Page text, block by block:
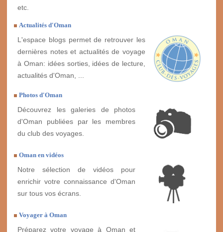
etc.
Actualités d'Oman
L'espace blogs permet de retrouver les
dernières notes et actualités de voyage
à Oman: idées sorties, idées de lecture,
actualités d'Oman, ...
Photos d'Oman
Découvrez les galeries de photos
d'Oman publiées par les membres
du club des voyages.
Oman en vidéos
Notre sélection de vidéos pour
enrichir votre connaissance d'Oman
sur tous vos écrans.
Voyager à Oman
Préparez votre voyage à Oman et